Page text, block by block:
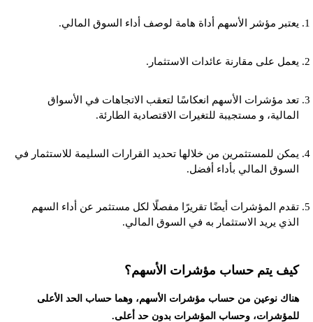
يعتبر مؤشر الأسهم أداة هامة لوصف أداء السوق المالي.
يعمل على مقارنة عائدات الاستثمار.
تعد مؤشرات الأسهم انعكاسًا لتعقب الاتجاهات في الأسواق
المالية، و مستجيبة للتغيرات الاقتصادية الطارئة.
يمكن للمستثمرين من خلالها تحديد القرارات السليمة للاستثمار في
السوق المالي بأداء أفضل.
تقدم المؤشرات أيضًا تقريرًا مفصلًا لكل مستثمر عن أداء السهم
الذي يريد الاستثمار به في السوق المالي.
كيف يتم حساب مؤشرات الأسهم؟
هناك نوعين من حساب مؤشرات الأسهم، وهما حساب الحد الأعلى
للمؤشرات، وحساب المؤشرات بدون حد أعلى.